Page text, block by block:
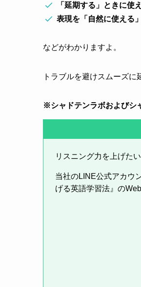
「延期する」ときに使
表現を「自然に使える
などがわかりますよ。
トラブルを避けスムーズに
※シャドテンラボおよびシ
リスニング力を上げた
当社のLINE公式アカウ
げる英語学習法』の